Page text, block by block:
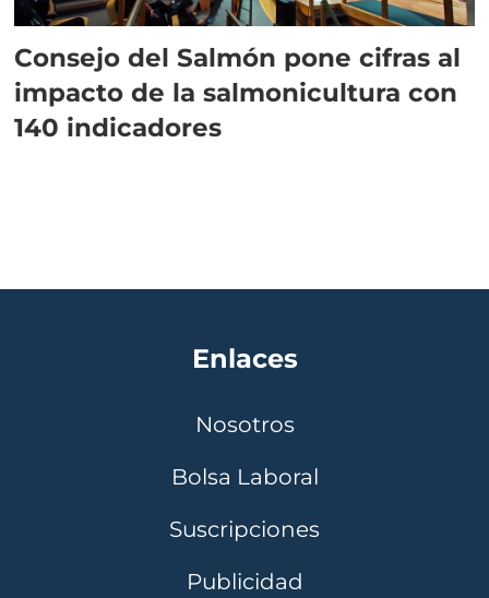
Consejo del Salmón pone cifras al
impacto de la salmonicultura con
140 indicadores
Enlaces
Nosotros
Bolsa Laboral
Suscripciones
Publicidad